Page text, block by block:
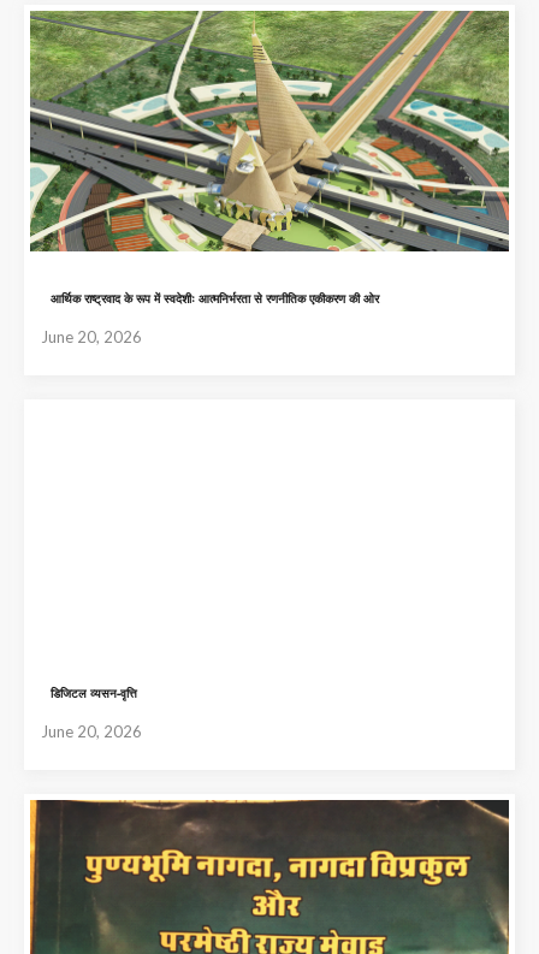
आर्थिक राष्ट्रवाद के रूप में स्वदेशीः आत्मनिर्भरता से रणनीतिक एकीकरण की ओर
June 20, 2026
डिजिटल व्यसन-वृत्ति
June 20, 2026